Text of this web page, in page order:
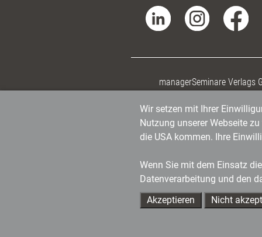
managerSeminare Verlags
Wir setzen mit Ihrer
Nutzung unserer Webseite
die USA kommen. Ihre
Wenn Sie mit dem Einsatz
Datenverarbeitung und den
Akzeptieren
Nicht